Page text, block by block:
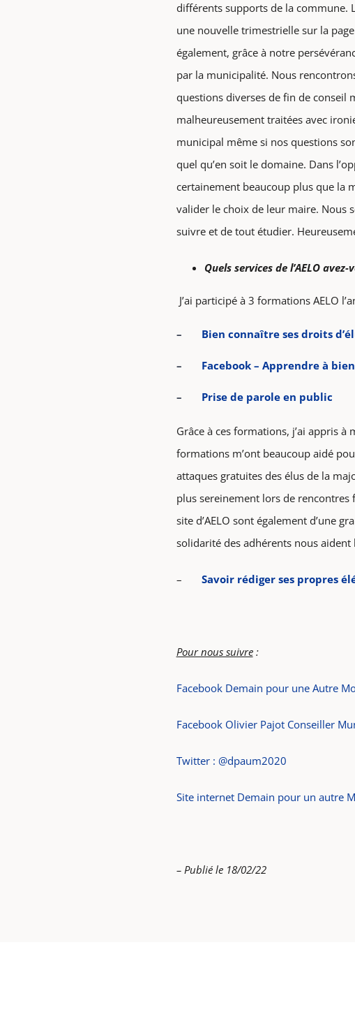
différents supports de la commune.
une nouvelle trimestrielle sur la
également, grâce à notre
par la municipalité. Nous
questions diverses de fin de conseil
malheureusement traitées avec
municipal même si nos questions
quel qu’en soit le domaine. Dans
certainement beaucoup plus que la
valider le choix de leur maire. Nous
suivre et de tout étudier.
Quels services de l’AELO
J’ai participé à 3 formations AELO
– Bien connaître ses droits
– Facebook – Apprendre à
– Prise de parole en public
Grâce à ces formations, j’ai appris
formations m’ont beaucoup aidé
attaques gratuites des élus de la
plus sereinement lors de rencontres
site d’AELO sont également d’une
solidarité des adhérents nous
– Savoir rédiger ses propres
Pour nous suivre:
Facebook Demain pour une Autre
Facebook Olivier Pajot Conseiller
Twitter : @dpaum2020
Site internet Demain pour un autre
– Publié le 18/02/22